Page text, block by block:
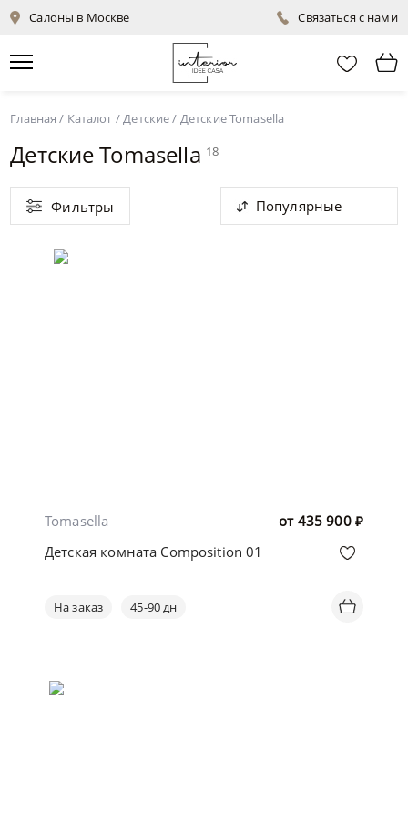
Салоны в Москве Связаться с нами
Главная / Каталог/Детские/ Детские Tomasella
Детские Tomasella 18
Фильтры Популярные
от 435 900 ₽
Tomasella
Детская комната Composition 01
На заказ 45-90 дн